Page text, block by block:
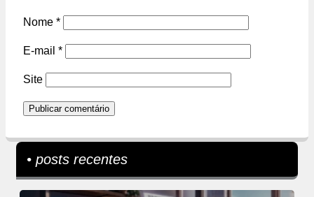
Nome *
E-mail *
Site
• posts recentes